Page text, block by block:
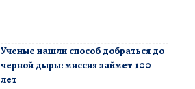
Ученые нашли способ добраться до
черной дыры: миссия займет 100
лет